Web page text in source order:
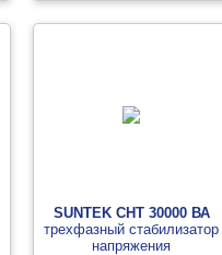
SUNTEK СНТ 30000 ВА
трехфазный стабилизатор
напряжения